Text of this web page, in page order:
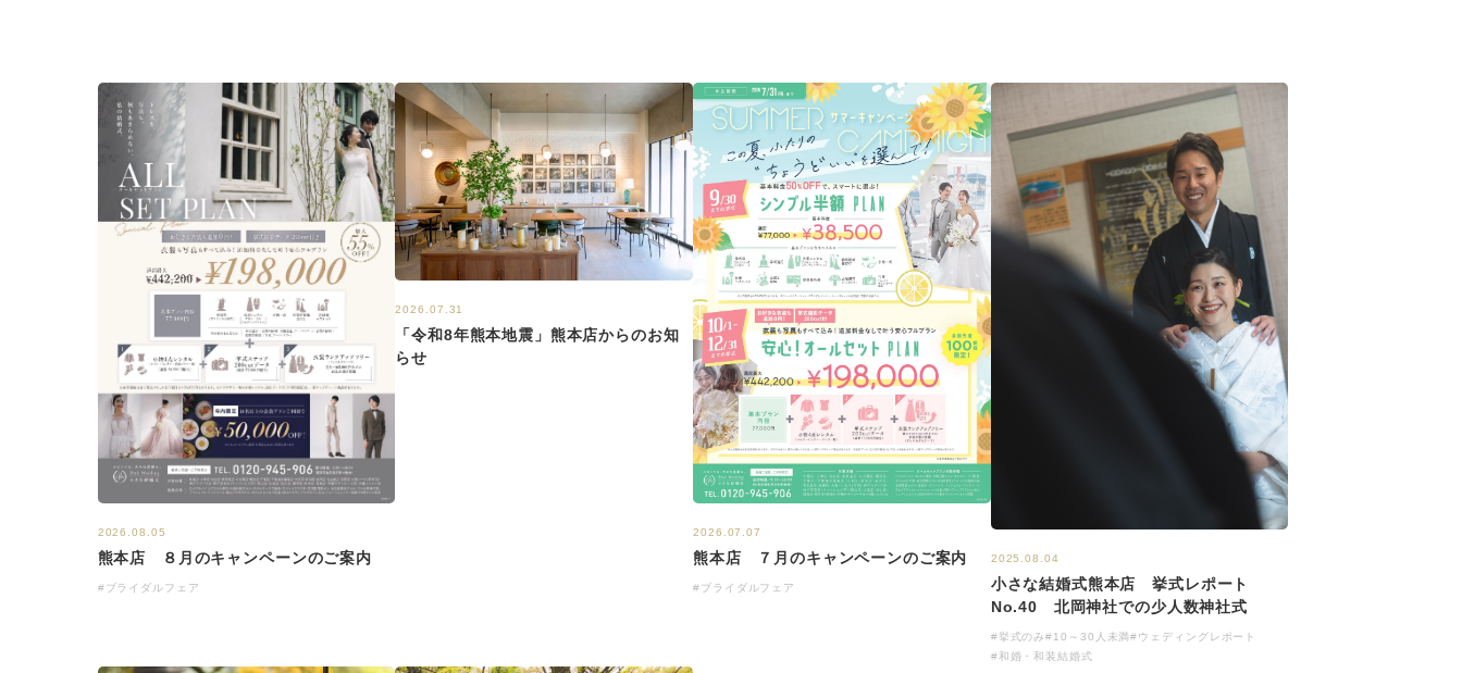
2026.08.05
熊本店 ８月のキャンペーンのご案内
#ブライダルフェア
2026.07.31
「令和8年熊本地震」熊本店からのお知
らせ
2026.07.07
熊本店 ７月のキャンペーンのご案内
#ブライダルフェア
2025.08.04
小さな結婚式熊本店 挙式レポート
No.40 北岡神社での少人数神社式
#挙式のみ#10～30人未満#ウェディングレポート
#和婚・和装結婚式